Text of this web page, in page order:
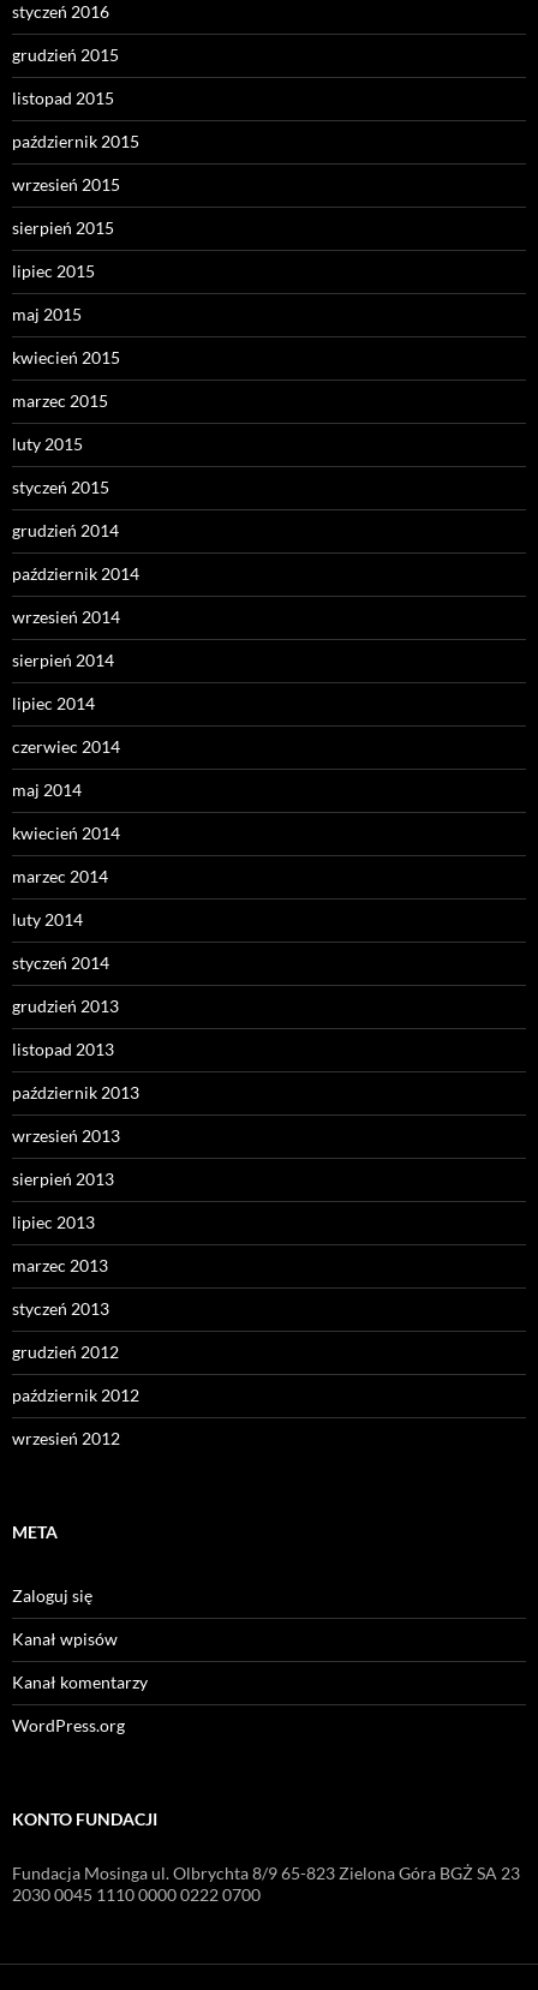
styczeń 2016
grudzień 2015
listopad 2015
październik 2015
wrzesień 2015
sierpień 2015
lipiec 2015
maj 2015
kwiecień 2015
marzec 2015
luty 2015
styczeń 2015
grudzień 2014
październik 2014
wrzesień 2014
sierpień 2014
lipiec 2014
czerwiec 2014
maj 2014
kwiecień 2014
marzec 2014
luty 2014
styczeń 2014
grudzień 2013
listopad 2013
październik 2013
wrzesień 2013
sierpień 2013
lipiec 2013
marzec 2013
styczeń 2013
grudzień 2012
październik 2012
wrzesień 2012
META
Zaloguj się
Kanał wpisów
Kanał komentarzy
WordPress.org
KONTO FUNDACJI
Fundacja Mosinga ul. Olbrychta 8/9 65-823 Zielona Góra BGŻ SA 23
2030 0045 1110 0000 0222 0700